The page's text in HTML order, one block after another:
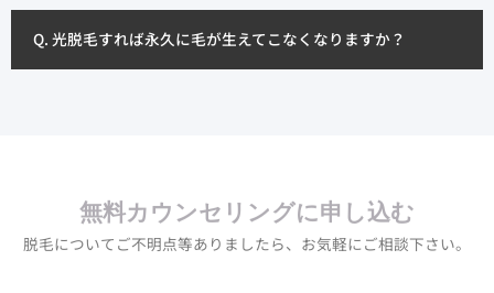
Q. 光脱毛すれば永久に毛が生えてこなくなりますか？
無料カウンセリングに申し込む
脱毛についてご不明点等ありましたら、お気軽にご相談下さい。